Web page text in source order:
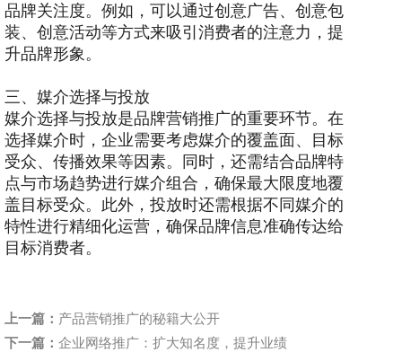
品牌关注度。例如，可以通过创意广告、创意包
装、创意活动等方式来吸引消费者的注意力，提
升品牌形象。
三、媒介选择与投放
媒介选择与投放是品牌营销推广的重要环节。在
选择媒介时，企业需要考虑媒介的覆盖面、目标
受众、传播效果等因素。同时，还需结合品牌特
点与市场趋势进行媒介组合，确保最大限度地覆
盖目标受众。此外，投放时还需根据不同媒介的
特性进行精细化运营，确保品牌信息准确传达给
目标消费者。
上一篇： 产品营销推广的秘籍大公开
下一篇： 企业网络推广：扩大知名度，提升业绩